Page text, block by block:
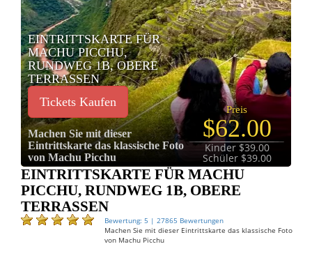
EINTRITTSKARTE FÜR
MACHU PICCHU,
RUNDWEG 1B, OBERE
TERRASSEN
Tickets Kaufen
Machen Sie mit dieser
Eintrittskarte das klassische Foto
von Machu Picchu
Preis
$62.00
Kinder $39.00
Schüler $39.00
EINTRITTSKARTE FÜR MACHU
PICCHU, RUNDWEG 1B, OBERE
TERRASSEN
Bewertung: 5 | 27865 Bewertungen
Machen Sie mit dieser Eintrittskarte das klassische Foto
von Machu Picchu